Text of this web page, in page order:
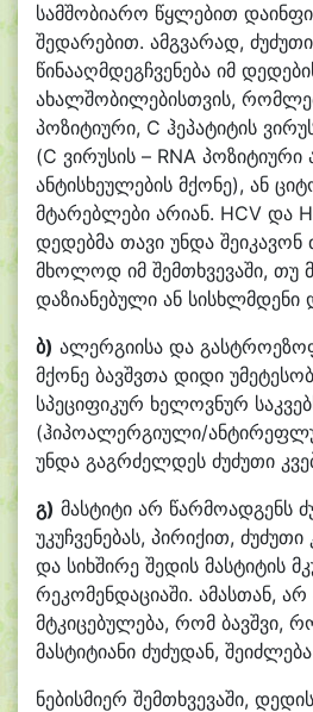
სამშობიარო წყლებით
შედარებით. ამგვარად,
წინააღმდეგჩვენება იმ
ახალშობილებისთვის,
პოზიტიური, C ჰეპატიტის
(C ვირუსის – RNA პოზიტიური
ანტისხეულების მქონე), ან
მტარებლები არიან. HCV და
დედებმა თავი უნდა შეიკავონ
მხოლოდ იმ შემთხვევაში, თუ
დაზიანებული ან სისხლმდენი
ბ) ალერგიისა და
მქონე ბავშვთა დიდი
სპეციფიკურ ხელოვნურ
(ჰიპოალერგიული/
უნდა გაგრძელდეს ძუძუთი
გ) მასტიტი არ წარმოადგენს
უკუჩვენებას, პირიქით,
და სიხშირე შედის მასტიტის
რეკომენდაციაში. ამასთან,
მტკიცებულება, რომ ბავშვი,
მასტიტიანი ძუძუდან,
ნებისმიერ შემთხვევაში,